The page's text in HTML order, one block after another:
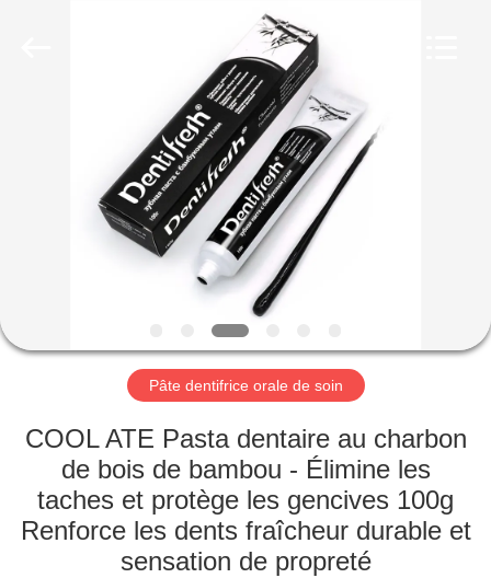
PRODUITS
VIDÉOS
AU
SUJET
NOUS
VISITE
D'USINE
Pâte dentifrice orale de soin
COOL ATE Pasta dentaire au charbon
de bois de bambou - Élimine les
taches et protège les gencives 100g
Renforce les dents fraîcheur durable et
sensation de propreté